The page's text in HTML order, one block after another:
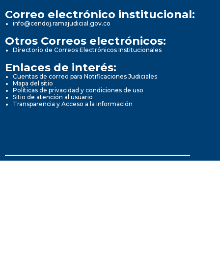
Correo electrónico institucional:
info@cendoj.ramajudicial.gov.co
Otros Correos electrónicos:
Directorio de Correos Electrónicos Institucionales
Enlaces de interés:
Cuentas de correo para Notificaciones Judiciales
Mapa del sitio
Políticas de privacidad y condiciones de uso
Sitio de atención al usuario
Transparencia y Acceso a la información